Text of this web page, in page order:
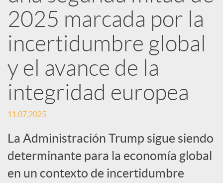
l
i
c
a
d
o
2025 marcada por la
incertidumbre global
y el avance de la
integridad europea
11.07.2025
La Administración Trump sigue siendo
determinante para la economía global
en un contexto de incertidumbre